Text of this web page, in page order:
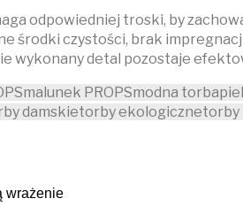
odpowiedniej troski, by
środki czystości, brak
wykonany detal pozostaje
malunek PROPSmodna torba
damskietorby ekologicznetorby
wrażenie